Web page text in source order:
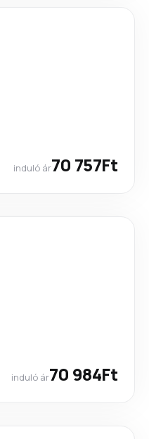
induló ár70 757Ft
induló ár70 984Ft